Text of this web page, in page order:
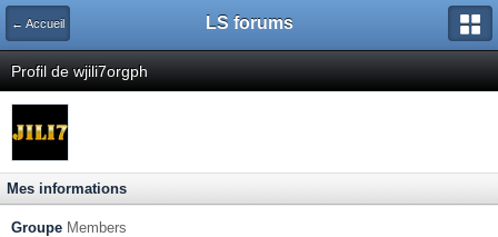
← Accueil LS forums
Profil de wjili7orgph
Mes informations
Groupe Members